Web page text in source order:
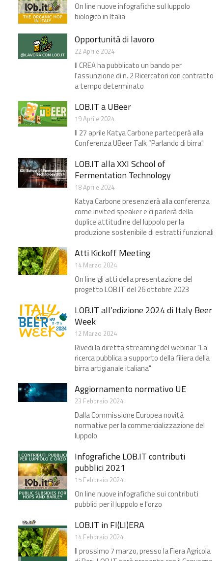
On line nuove infografiche sul luppolo
biologico in Italia
Opportunità di lavoro
22 Aprile 2024
Il CREA ha pubblicato un bando per
l'assunzione di n. 2 Ricercatori con contratto
a tempo determinato
LOB.IT a UBeer​
19 Aprile 2024
Il 27 aprile Katya Carbone parteciperà alla
Conferenza UBeer Talk “Parlando di birra"
LOB.IT alla XXI School of
Fermentation Technology
18 Aprile 2024
Katya Carbone presenzierà alla conferenza
come invited speaker e ci parlerà della
duplice attitudine del luppolo per la
produzione sostenibile di estratti funzionali
Atti Kickoff Meeting
14 Marzo 2024
On line gli atti della presentazione del
progetto LOB.IT​ del 26 ottobre 2023
LOB.IT all’edizione 2024 di Italy Beer
Week
12 Marzo 2024
Rivedi la diretta streaming del webinar "La
ricerca pubblica a supporto della filiera della
birra artigianale italiana"
Aggiornamento normativo UE
23 Febbraio 2024
Dalla Commissione Europea novità
normative per la commercializzazione del
luppolo
Infografiche LOB.IT contributi
pubblici 2021
15 Febbraio 2024
On line nuove infografiche sui contributi
pubblici per il luppolo e l'orzo
LOB.IT in FI(LI)ERA
14 Febbraio 2024
Il prossimo 7 marzo, presso la Fiera Agricola